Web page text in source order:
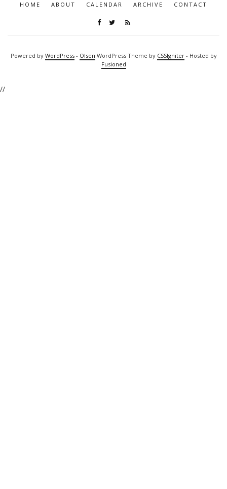
HOME ABOUT CALENDAR ARCHIVE CONTACT
Powered by WordPress- Olsen WordPress Theme by CSSIgniter- Hosted by
Fusioned
//